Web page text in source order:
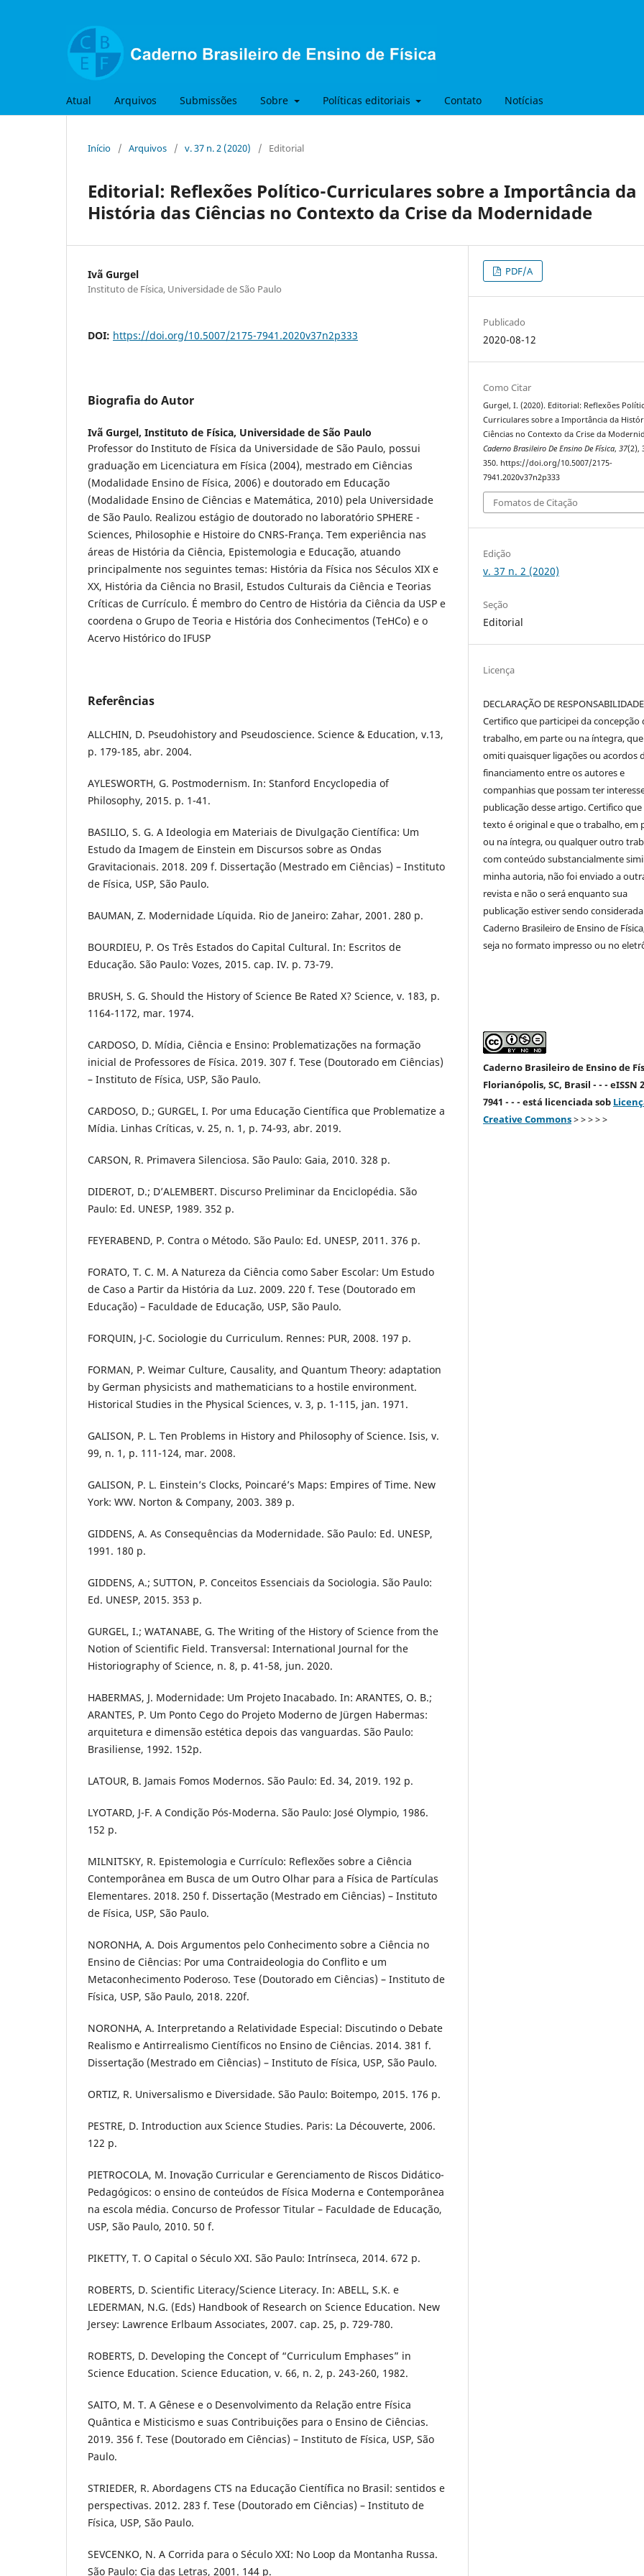
Atual Arquivos Submissões Sobre Políticas editoriais Contato Notícias
Início / Arquivos / v. 37 n. 2 (2020) / Editorial
Editorial: Reflexões Político-Curriculares sobre a Importância da
História das Ciências no Contexto da Crise da Modernidade
Ivã Gurgel
Instituto de Física, Universidade de São Paulo
DOI: https://doi.org/10.5007/2175-7941.2020v37n2p333
Biografia do Autor
Ivã Gurgel, Instituto de Física, Universidade de São Paulo
Professor do Instituto de Física da Universidade de São Paulo, possui
graduação em Licenciatura em Física (2004), mestrado em Ciências
(Modalidade Ensino de Física, 2006) e doutorado em Educação
(Modalidade Ensino de Ciências e Matemática, 2010) pela Universidade
de São Paulo. Realizou estágio de doutorado no laboratório SPHERE -
Sciences, Philosophie e Histoire do CNRS-França. Tem experiência nas
áreas de História da Ciência, Epistemologia e Educação, atuando
principalmente nos seguintes temas: História da Física nos Séculos XIX e
XX, História da Ciência no Brasil, Estudos Culturais da Ciência e Teorias
Críticas de Currículo. É membro do Centro de História da Ciência da USP e
coordena o Grupo de Teoria e História dos Conhecimentos (TeHCo) e o
Acervo Histórico do IFUSP
Referências
ALLCHIN, D. Pseudohistory and Pseudoscience. Science & Education, v.13,
p. 179-185, abr. 2004.
AYLESWORTH, G. Postmodernism. In: Stanford Encyclopedia of
Philosophy, 2015. p. 1-41.
BASILIO, S. G. A Ideologia em Materiais de Divulgação Científica: Um
Estudo da Imagem de Einstein em Discursos sobre as Ondas
Gravitacionais. 2018. 209 f. Dissertação (Mestrado em Ciências) – Instituto
de Física, USP, São Paulo.
BAUMAN, Z. Modernidade Líquida. Rio de Janeiro: Zahar, 2001. 280 p.
BOURDIEU, P. Os Três Estados do Capital Cultural. In: Escritos de
Educação. São Paulo: Vozes, 2015. cap. IV. p. 73-79.
BRUSH, S. G. Should the History of Science Be Rated X? Science, v. 183, p.
1164-1172, mar. 1974.
CARDOSO, D. Mídia, Ciência e Ensino: Problematizações na formação
inicial de Professores de Física. 2019. 307 f. Tese (Doutorado em Ciências)
– Instituto de Física, USP, São Paulo.
CARDOSO, D.; GURGEL, I. Por uma Educação Científica que Problematize a
Mídia. Linhas Críticas, v. 25, n. 1, p. 74-93, abr. 2019.
CARSON, R. Primavera Silenciosa. São Paulo: Gaia, 2010. 328 p.
DIDEROT, D.; D’ALEMBERT. Discurso Preliminar da Enciclopédia. São
Paulo: Ed. UNESP, 1989. 352 p.
FEYERABEND, P. Contra o Método. São Paulo: Ed. UNESP, 2011. 376 p.
FORATO, T. C. M. A Natureza da Ciência como Saber Escolar: Um Estudo
de Caso a Partir da História da Luz. 2009. 220 f. Tese (Doutorado em
Educação) – Faculdade de Educação, USP, São Paulo.
FORQUIN, J-C. Sociologie du Curriculum. Rennes: PUR, 2008. 197 p.
FORMAN, P. Weimar Culture, Causality, and Quantum Theory: adaptation
by German physicists and mathematicians to a hostile environment.
Historical Studies in the Physical Sciences, v. 3, p. 1-115, jan. 1971.
GALISON, P. L. Ten Problems in History and Philosophy of Science. Isis, v.
99, n. 1, p. 111-124, mar. 2008.
GALISON, P. L. Einstein’s Clocks, Poincaré’s Maps: Empires of Time. New
York: WW. Norton & Company, 2003. 389 p.
GIDDENS, A. As Consequências da Modernidade. São Paulo: Ed. UNESP,
1991. 180 p.
GIDDENS, A.; SUTTON, P. Conceitos Essenciais da Sociologia. São Paulo:
Ed. UNESP, 2015. 353 p.
GURGEL, I.; WATANABE, G. The Writing of the History of Science from the
Notion of Scientific Field. Transversal: International Journal for the
Historiography of Science, n. 8, p. 41-58, jun. 2020.
HABERMAS, J. Modernidade: Um Projeto Inacabado. In: ARANTES, O. B.;
ARANTES, P. Um Ponto Cego do Projeto Moderno de Jürgen Habermas:
arquitetura e dimensão estética depois das vanguardas. São Paulo:
Brasiliense, 1992. 152p.
LATOUR, B. Jamais Fomos Modernos. São Paulo: Ed. 34, 2019. 192 p.
LYOTARD, J-F. A Condição Pós-Moderna. São Paulo: José Olympio, 1986.
152 p.
MILNITSKY, R. Epistemologia e Currículo: Reflexões sobre a Ciência
Contemporânea em Busca de um Outro Olhar para a Física de Partículas
Elementares. 2018. 250 f. Dissertação (Mestrado em Ciências) – Instituto
de Física, USP, São Paulo.
NORONHA, A. Dois Argumentos pelo Conhecimento sobre a Ciência no
Ensino de Ciências: Por uma Contraideologia do Conflito e um
Metaconhecimento Poderoso. Tese (Doutorado em Ciências) – Instituto de
Física, USP, São Paulo, 2018. 220f.
NORONHA, A. Interpretando a Relatividade Especial: Discutindo o Debate
Realismo e Antirrealismo Científicos no Ensino de Ciências. 2014. 381 f.
Dissertação (Mestrado em Ciências) – Instituto de Física, USP, São Paulo.
ORTIZ, R. Universalismo e Diversidade. São Paulo: Boitempo, 2015. 176 p.
PESTRE, D. Introduction aux Science Studies. Paris: La Découverte, 2006.
122 p.
PIETROCOLA, M. Inovação Curricular e Gerenciamento de Riscos Didático-
Pedagógicos: o ensino de conteúdos de Física Moderna e Contemporânea
na escola média. Concurso de Professor Titular – Faculdade de Educação,
USP, São Paulo, 2010. 50 f.
PIKETTY, T. O Capital o Século XXI. São Paulo: Intrínseca, 2014. 672 p.
ROBERTS, D. Scientific Literacy/Science Literacy. In: ABELL, S.K. e
LEDERMAN, N.G. (Eds) Handbook of Research on Science Education. New
Jersey: Lawrence Erlbaum Associates, 2007. cap. 25, p. 729-780.
ROBERTS, D. Developing the Concept of “Curriculum Emphases” in
Science Education. Science Education, v. 66, n. 2, p. 243-260, 1982.
SAITO, M. T. A Gênese e o Desenvolvimento da Relação entre Física
Quântica e Misticismo e suas Contribuições para o Ensino de Ciências.
2019. 356 f. Tese (Doutorado em Ciências) – Instituto de Física, USP, São
Paulo.
STRIEDER, R. Abordagens CTS na Educação Científica no Brasil: sentidos e
perspectivas. 2012. 283 f. Tese (Doutorado em Ciências) – Instituto de
Física, USP, São Paulo.
SEVCENKO, N. A Corrida para o Século XXI: No Loop da Montanha Russa.
São Paulo: Cia das Letras, 2001. 144 p.
PDF/A
Publicado
2020-08-12
Como Citar
Gurgel, I. (2020). Editorial: Reflexões
Curriculares sobre a Importância da
Ciências no Contexto da Crise da
Caderno Brasileiro De Ensino De Física,37(2),
350. https://doi.org/10.5007/2175-
7941.2020v37n2p333
Fomatos de Citação
Edição
v. 37 n. 2 (2020)
Seção
Editorial
Licença
DECLARAÇÃO DE RESPONSABILIDADE
Certifico que participei da concepção
trabalho, em parte ou na íntegra,
omiti quaisquer ligações ou acordos
financiamento entre os autores e
companhias que possam ter
publicação desse artigo. Certifico que
texto é original e que o trabalho, em
ou na íntegra, ou qualquer outro
com conteúdo substancialmente
minha autoria, não foi enviado a
revista e não o será enquanto sua
publicação estiver sendo
Caderno Brasileiro de Ensino de
seja no formato impresso ou no
Caderno Brasileiro de Ensino de
Florianópolis, SC, Brasil - - - eISSN
7941 - - - está licenciada sob
Creative Commons> > > > >